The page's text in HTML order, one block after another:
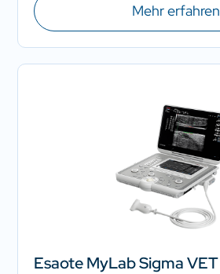
Mehr erfahren
Esaote MyLab Sigma VET